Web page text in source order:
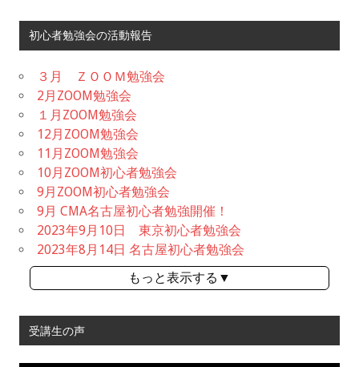
初心者勉強会の活動報告
３月 ＺＯＯＭ勉強会
2月ZOOM勉強会
１月ZOOM勉強会
12月ZOOM勉強会
11月ZOOM勉強会
10月ZOOM初心者勉強会
9月ZOOM初心者勉強会
9月 CMA名古屋初心者勉強開催！
2023年9月10日 東京初心者勉強会
2023年8月14日 名古屋初心者勉強会
もっと表示する▼
受講生の声